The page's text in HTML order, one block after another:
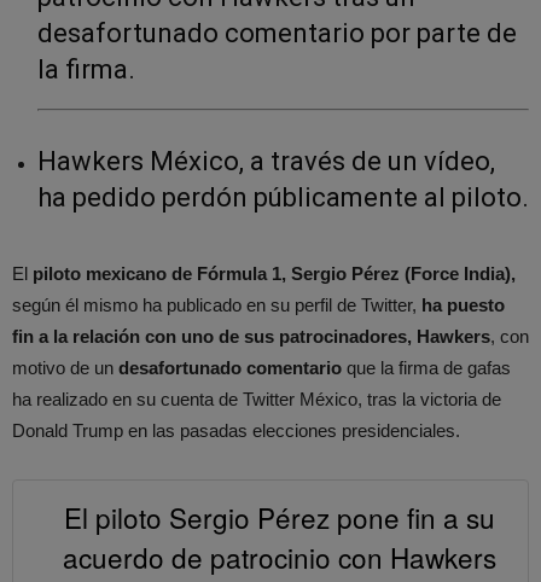
desafortunado comentario por parte de
la firma.
Hawkers México, a través de un vídeo,
ha pedido perdón públicamente al piloto.
El piloto mexicano de Fórmula 1, Sergio Pérez (Force India),
según él mismo ha publicado en su perfil de Twitter, ha puesto
fin a la relación con uno de sus patrocinadores, Hawkers, con
motivo de un desafortunado comentario que la firma de gafas
ha realizado en su cuenta de Twitter México, tras la victoria de
Donald Trump en las pasadas elecciones presidenciales.
El piloto Sergio Pérez pone fin a su
acuerdo de patrocinio con Hawkers